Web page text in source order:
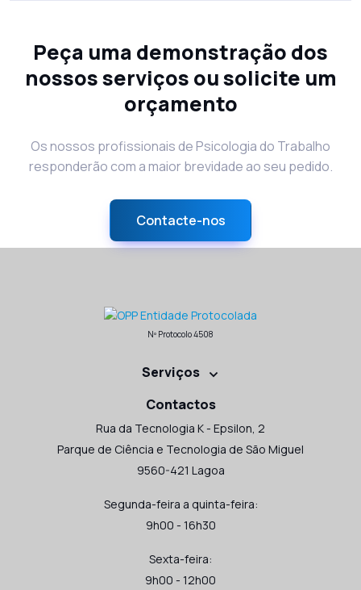
Peça uma demonstração dos
nossos serviços ou solicite um
orçamento
Os nossos profissionais de Psicologia do Trabalho
responderão com a maior brevidade ao seu pedido.
Contacte-nos
Nº Protocolo 4508
Serviços
Contactos
Rua da Tecnologia K - Epsilon, 2
Parque de Ciência e Tecnologia de São Miguel
9560-421 Lagoa
Segunda-feira a quinta-feira:
9h00 - 16h30
Sexta-feira:
9h00 - 12h00